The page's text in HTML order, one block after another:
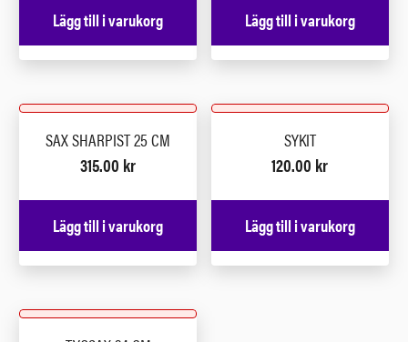
Lägg till i varukorg Lägg till i varukorg
SAX SHARPIST 25 CM
315.00 kr
Lägg till i varukorg
SYKIT
120.00 kr
Lägg till i varukorg